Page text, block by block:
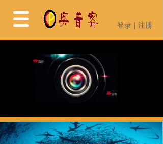
登录 注册